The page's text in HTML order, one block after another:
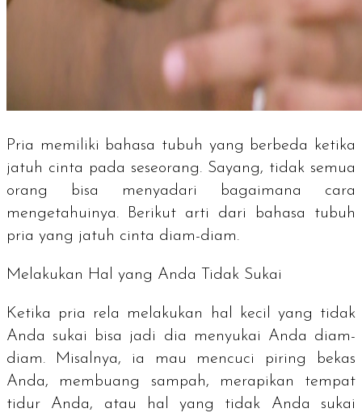
Pria memiliki bahasa tubuh yang berbeda ketika
jatuh cinta pada seseorang. Sayang, tidak semua
orang bisa menyadari bagaimana cara
mengetahuinya. Berikut arti dari bahasa tubuh
pria yang jatuh cinta diam-diam.
Melakukan Hal yang Anda Tidak Sukai
Ketika pria rela melakukan hal kecil yang tidak
Anda sukai bisa jadi dia menyukai Anda diam-
diam. Misalnya, ia mau mencuci piring bekas
Anda, membuang sampah, merapikan tempat
tidur Anda, atau hal yang tidak Anda sukai